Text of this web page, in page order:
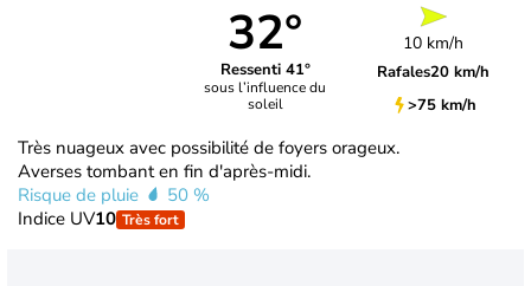
32°
Ressenti 41°
sous l’influence du
soleil
10 km/h
Rafales20 km/h
>75 km/h
Très nuageux avec possibilité de foyers orageux.
Averses tombant en fin d'après-midi.
Risque de pluie
50 %
Indice UV10 Très fort